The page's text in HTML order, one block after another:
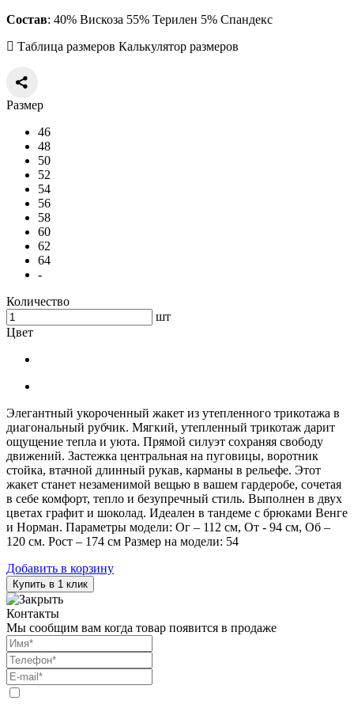
Состав: 40% Вискоза 55% Терилен 5% Спандекс
Таблица размеров Калькулятор размеров
Размер
46
48
50
52
54
56
58
60
62
64
-
Количество
шт
Цвет
Элегантный укороченный жакет из утепленного трикотажа в
диагональный рубчик. Мягкий, утепленный трикотаж дарит
ощущение тепла и уюта. Прямой силуэт сохраняя свободу
движений. Застежка центральная на пуговицы, воротник
стойка, втачной длинный рукав, карманы в рельефе. Этот
жакет станет незаменимой вещью в вашем гардеробе, сочетая
в себе комфорт, тепло и безупречный стиль. Выполнен в двух
цветах графит и шоколад. Идеален в тандеме с брюками Венге
и Норман. Параметры модели: Ог – 112 см, От - 94 см, Об –
120 см. Рост – 174 см Размер на модели: 54
Добавить в корзину
Купить в 1 клик
Контакты
Мы сообщим вам когда товар появится в продаже